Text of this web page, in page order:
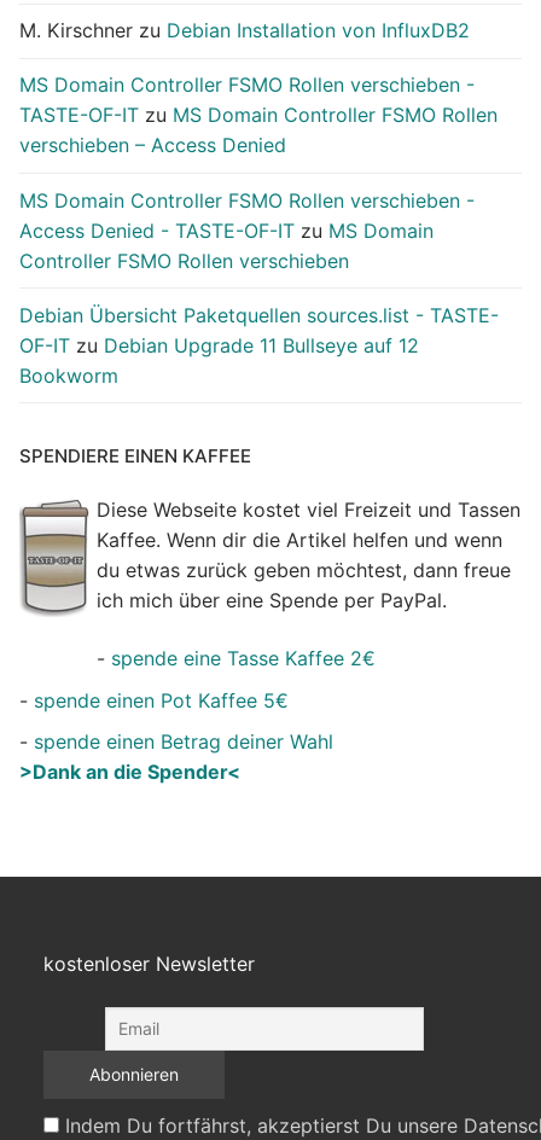
M. Kirschner zu Debian Installation von InfluxDB2
MS Domain Controller FSMO Rollen verschieben -
TASTE-OF-IT zu MS Domain Controller FSMO Rollen
verschieben – Access Denied
MS Domain Controller FSMO Rollen verschieben -
Access Denied - TASTE-OF-IT zu MS Domain
Controller FSMO Rollen verschieben
Debian Übersicht Paketquellen sources.list - TASTE-
OF-IT zu Debian Upgrade 11 Bullseye auf 12
Bookworm
SPENDIERE EINEN KAFFEE
Diese Webseite kostet viel Freizeit und Tassen
Kaffee. Wenn dir die Artikel helfen und wenn
du etwas zurück geben möchtest, dann freue
ich mich über eine Spende per PayPal.
- spende eine Tasse Kaffee 2€
- spende einen Pot Kaffee 5€
- spende einen Betrag deiner Wahl
>Dank an die Spender<
kostenloser Newsletter
Indem Du fortfährst, akzeptierst Du unsere